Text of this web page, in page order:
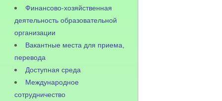
Финансово-хозяйственная
деятельность образовательной
организации
Вакантные места для приема,
перевода
Доступная среда
Международное
сотрудничество